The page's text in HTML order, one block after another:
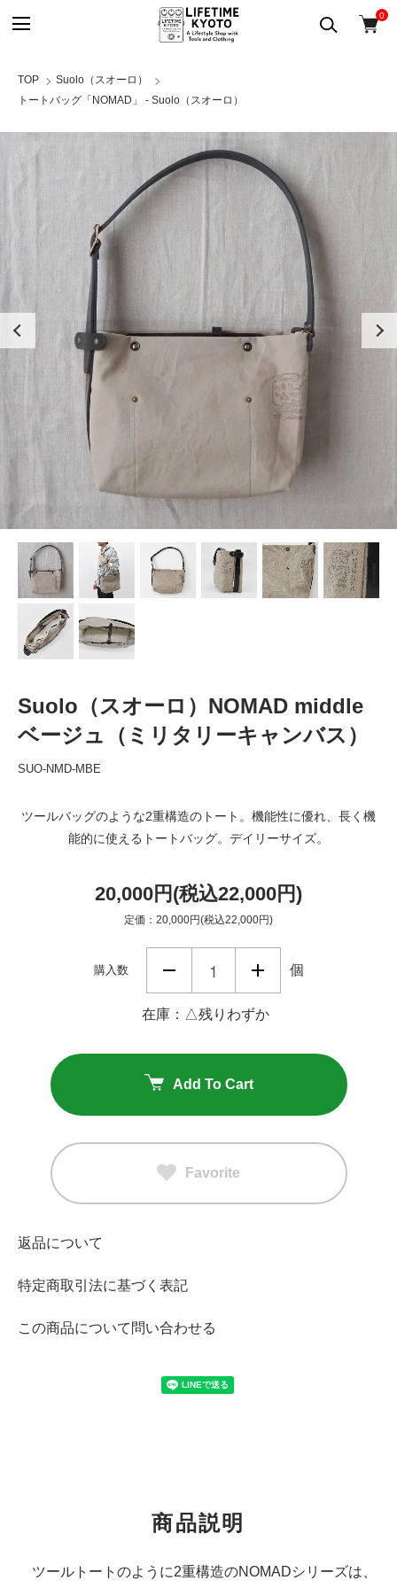
0
TOP
Suolo（スオーロ）
トートバッグ「NOMAD」 - Suolo（スオーロ）
Suolo（スオーロ）NOMAD middle
ベージュ（ミリタリーキャンバス）
SUO-NMD-MBE
ツールバッグのような2重構造のトート。機能性に優れ、長く機
能的に使えるトートバッグ。デイリーサイズ。
20,000円(税込22,000円)
定価：20,000円(税込22,000円)
購入数 個
在庫：△残りわずか
Add To Cart
Favorite
返品について
特定商取引法に基づく表記
この商品について問い合わせる
商品説明
ツールトートのように2重構造のNOMADシリーズは、